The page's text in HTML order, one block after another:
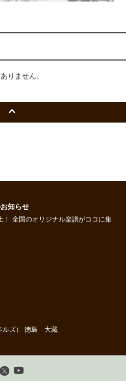
りません。
知らせ
！ 全国のオリジナル楽譜がココに集
ルズ） 徳島 大藏